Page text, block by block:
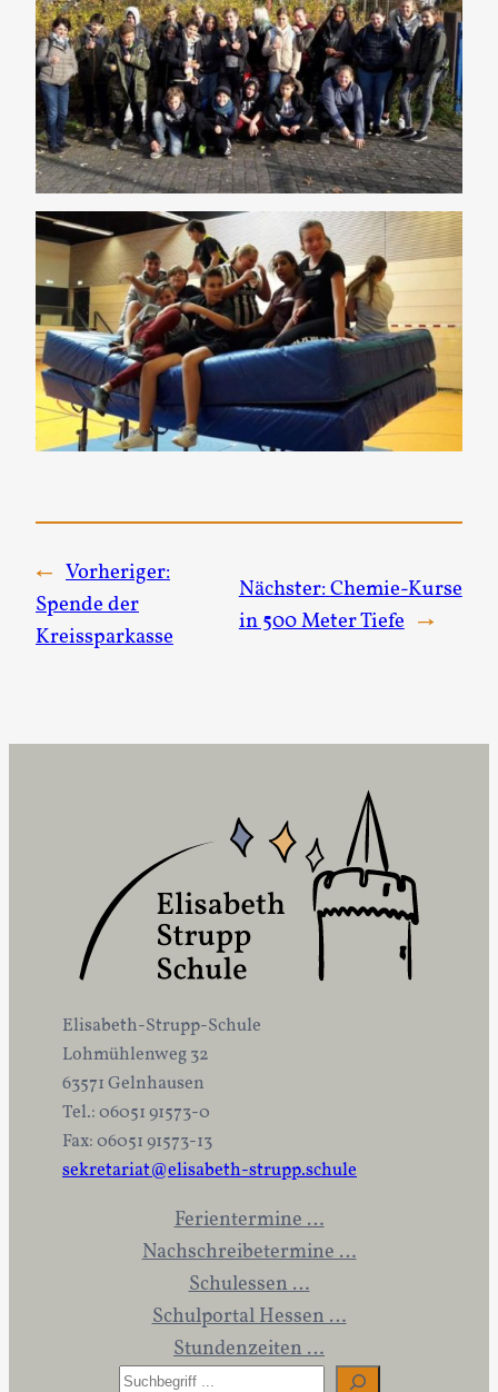
← Vorheriger:
Spende der
Kreissparkasse
Nächster:Chemie-Kurse
in 500 Meter Tiefe →
Elisabeth-Strupp-Schule
Lohmühlenweg 32
63571 Gelnhausen
Tel.: 06051 91573-0
Fax: 06051 91573-13
sekretariat@elisabeth-strupp.schule
Ferientermine …
Nachschreibetermine …
Schulessen …
Schulportal Hessen …
Stundenzeiten …
S